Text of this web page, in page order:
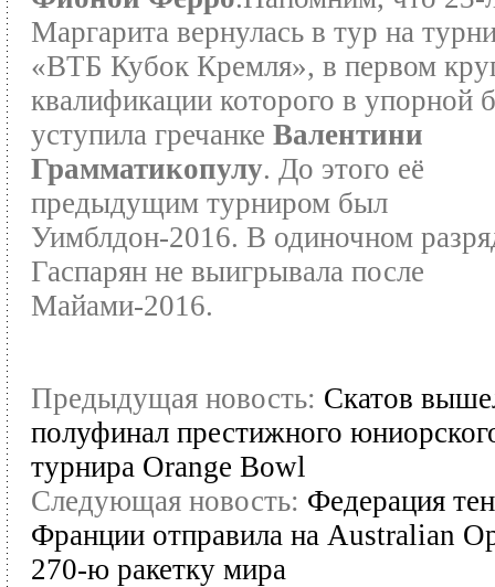
Маргарита вернулась в тур на
«ВТБ Кубок Кремля», в первом
квалификации которого в упорной
уступила гречанке Валентини
Грамматикопулу. До этого её
предыдущим турниром был
Уимблдон-2016. В одиночном
Гаспарян не выигрывала после
Майами-2016.
Предыдущая новость: Скатов
полуфинал престижного
турнира Orange Bowl
Следующая новость: Федерация
Франции отправила на Australian
270-ю ракетку мира